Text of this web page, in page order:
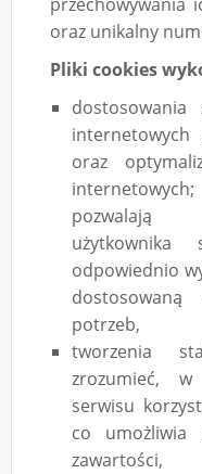
oraz unikalny
Pliki cookies
oraz
pozwalają
użytkownika
odpowiednio
potrzeb,
tworzenia
zrozumieć,
serwisu
co umożliwia
zawartości,